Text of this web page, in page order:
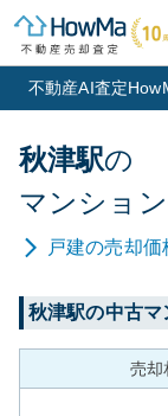
不動産AI査定
秋津駅の
マンション
戸建の売却価
秋津駅の中古マ
売却